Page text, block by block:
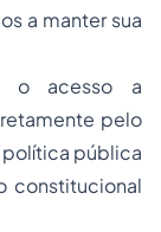
a manter sua
o acesso a
pelo
pública
constitucional